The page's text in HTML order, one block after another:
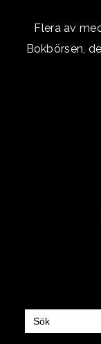
Flera av
Bokbörsen,
Sök
efter: